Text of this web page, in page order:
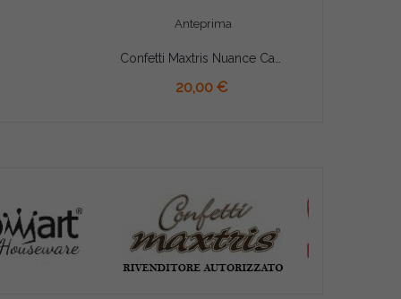
Anteprima
20,00 €